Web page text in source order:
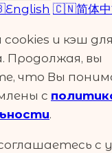
English 🇨🇳简体
и кэш
вы
что Вы
с
.
с